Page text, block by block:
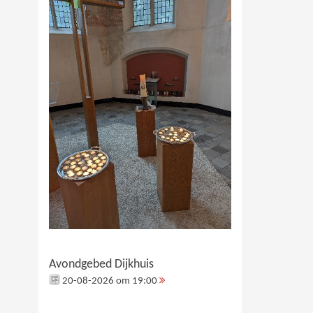
Avondgebed Dijkhuis
20-08-2026 om 19:00